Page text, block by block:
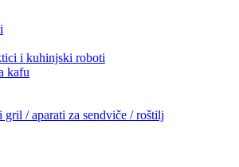
i kuhinjski roboti
kafu
gril / aparati za sendviče / roštilj